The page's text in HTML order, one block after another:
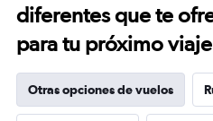
diferentes que te
para tu próximo viaje
Otras opciones de vuelos